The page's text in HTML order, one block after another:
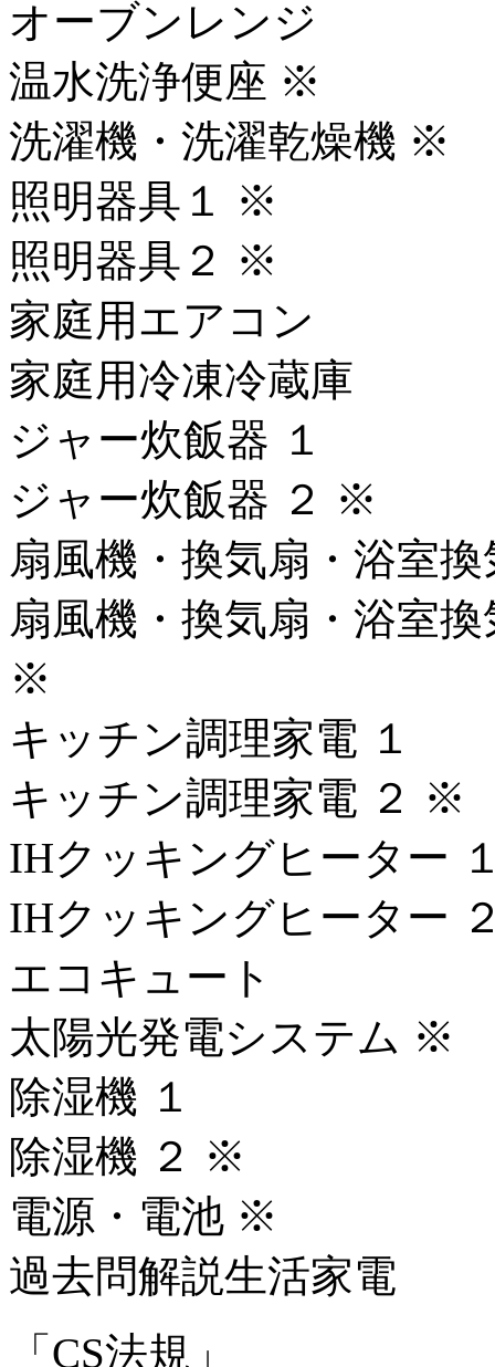
オーブンレンジ
温水洗浄便座 ※
洗濯機・洗濯乾燥機 ※
照明器具１ ※
照明器具２ ※
家庭用エアコン
家庭用冷凍冷蔵庫
ジャー炊飯器 １
ジャー炊飯器 ２ ※
扇風機・換気扇・浴室
扇風機・換気扇・浴室
※
キッチン調理家電 １
キッチン調理家電 ２ ※
IHクッキングヒーター
IHクッキングヒーター
エコキュート
太陽光発電システム ※
除湿機 １
除湿機 ２ ※
電源・電池 ※
過去問解説生活家電
「CS法規」